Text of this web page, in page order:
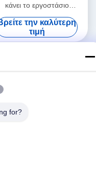
κάνει το εργοστάσιο
γραμμών εξώθησης
ταινιών ενδιάμεσων
μηχανών PVB
την καλύτερη
τιμή
for?